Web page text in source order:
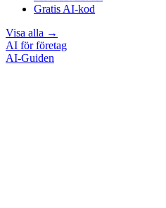
Gratis AI-kod
Visa alla →
AI för företag
AI-Guiden